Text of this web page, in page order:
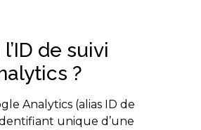
de suivi
?
Analytics (alias ID de
unique d’une